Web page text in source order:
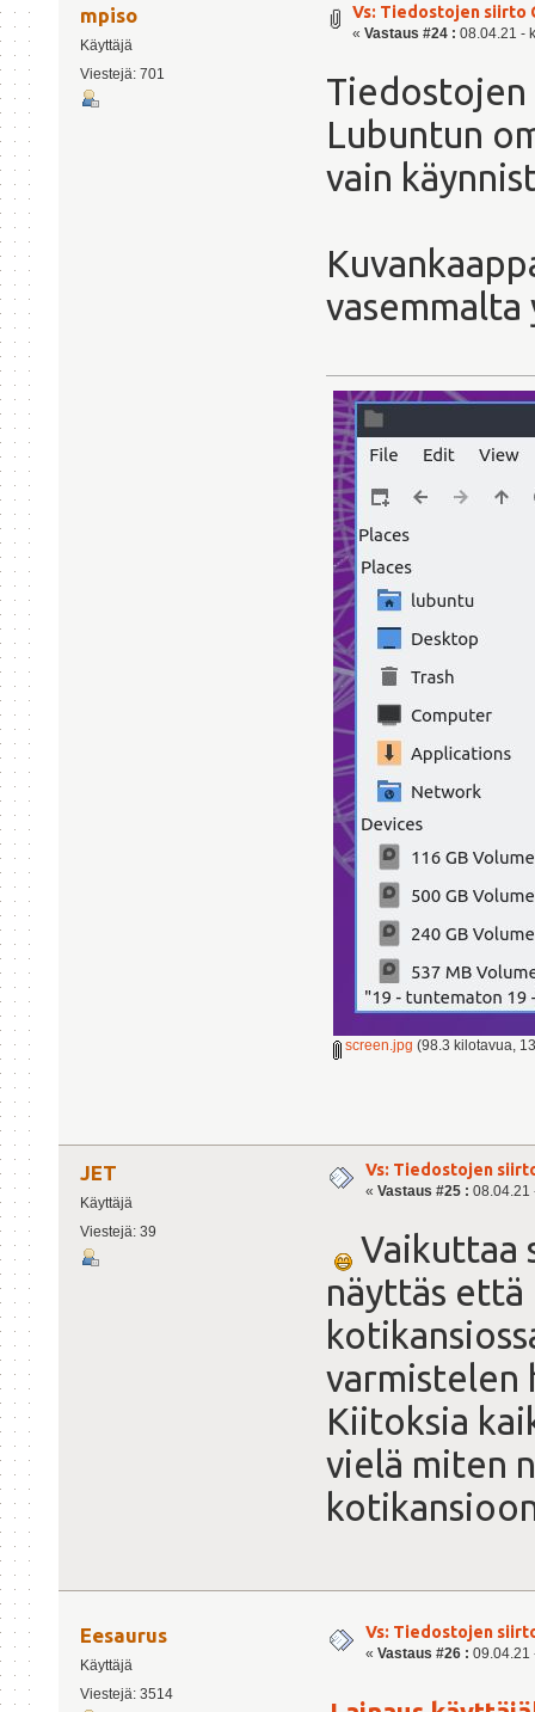
mpiso
Käyttäjä
Viestejä: 701
Vs: Tiedostojen siirto
« Vastaus #24 : 08.04.21 -
Tiedostojen
Lubuntun
vain
vasemmalta
screen.jpg (98.3 kilotavua,
JET
Käyttäjä
Viestejä: 39
Vs: Tiedostojen
« Vastaus #25 : 08.04.21
Vaikuttaa
näyttäs
varmistelen
Kiitoksia
vielä miten
Eesaurus
Käyttäjä
Viestejä: 3514
Vs: Tiedostojen
« Vastaus #26 : 09.04.21